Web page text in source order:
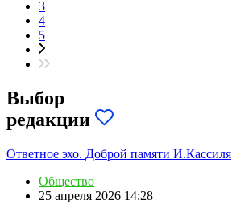
3
4
5
Выбор
редакции
Ответное эхо. Доброй памяти И.Кассиля
Общество
25 апреля 2026 14:28